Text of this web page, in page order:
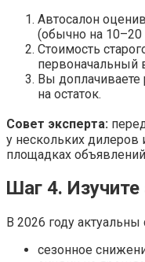
Автосалон
(обычно на
Стоимость
первоначальный
Вы доплачиваете
на остаток.
Совет эксперта:
у нескольких дилеров
площадках
Шаг 4.
В 2026 году
сезонное